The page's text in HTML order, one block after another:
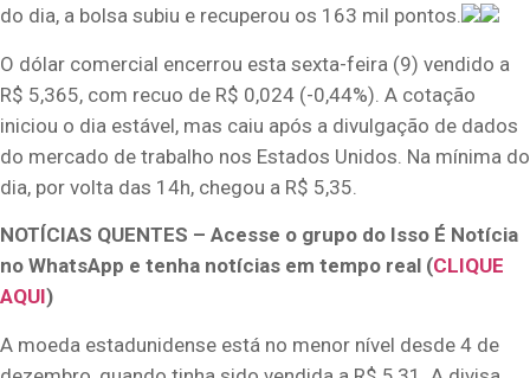
do dia, a bolsa subiu e recuperou os 163 mil pontos.
O dólar comercial encerrou esta sexta-feira (9) vendido a
R$ 5,365, com recuo de R$ 0,024 (-0,44%). A cotação
iniciou o dia estável, mas caiu após a divulgação de dados
do mercado de trabalho nos Estados Unidos. Na mínima do
dia, por volta das 14h, chegou a R$ 5,35.
NOTÍCIAS QUENTES – Acesse o grupo do Isso É Notícia
no WhatsApp e tenha notícias em tempo real (CLIQUE
AQUI)
A moeda estadunidense está no menor nível desde 4 de